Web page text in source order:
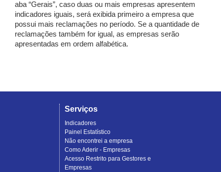
aba “Gerais”, caso duas ou mais empresas apresentem
indicadores iguais, será exibida primeiro a empresa que
possui mais reclamações no período. Se a quantidade de
reclamações também for igual, as empresas serão
apresentadas em ordem alfabética.
Serviços
Indicadores
Painel Estatístico
Não encontrei a empresa
Como Aderir - Empresas
Acesso Restrito para Gestores e
Empresas